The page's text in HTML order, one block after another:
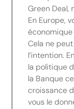
Green Deal,
En Europe,
Cela ne
l’intention.
la politique
la Banque
croissance
vous le